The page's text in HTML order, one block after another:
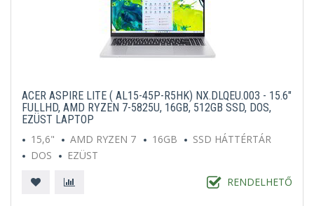
ACER ASPIRE LITE ( AL15-45P-R5HK) NX.DLQEU.003 - 15.6"
FULLHD, AMD RYZEN 7-5825U, 16GB, 512GB SSD, DOS,
EZÜST LAPTOP
15,6"
AMD RYZEN 7 16GB
SSD HÁTTÉRTÁR
DOS
EZÜST
RENDELHETŐ